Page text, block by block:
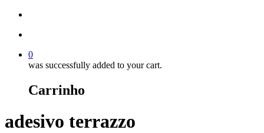
0
was successfully added to your cart.
Carrinho
adesivo terrazzo